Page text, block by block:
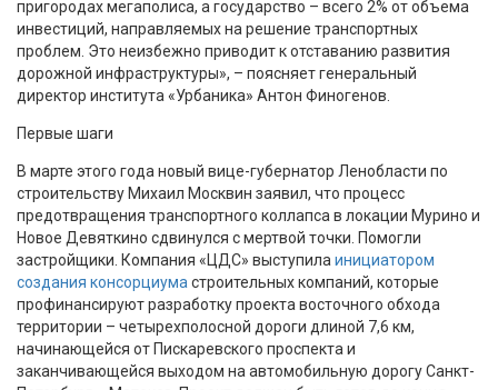
пригородах мегаполиса, а государство – всего 2% от объема
инвестиций, направляемых на решение транспортных
проблем. Это неизбежно приводит к отставанию развития
дорожной инфраструктуры», – поясняет генеральный
директор института «Урбаника» Антон Финогенов.
Первые шаги
В марте этого года новый вице-губернатор Ленобласти по
строительству Михаил Москвин заявил, что процесс
предотвращения транспортного коллапса в локации Мурино и
Новое Девяткино сдвинулся с мертвой точки. Помогли
застройщики. Компания «ЦДС» выступила инициатором
создания консорциума строительных компаний, которые
профинансируют разработку проекта восточного обхода
территории – четырехполосной дороги длиной 7,6 км,
начинающейся от Пискаревского проспекта и
заканчивающейся выходом на автомобильную дорогу Санкт-